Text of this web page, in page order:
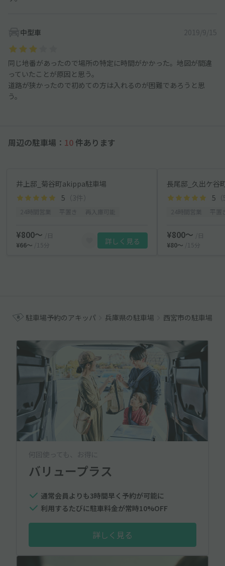
中型車 2019/9/15
同じ地番があったので場所の特定に時間がかかった。地図が間違
っていたことが原因と思う。
道路が狭かったので初めての方は入れるのが困難であろうと思
う。
周辺の駐車場： 10 件あります
井上邸_菊谷町akippa駐車場
5 （3件）
¥800〜
/日
¥66〜
/15分 詳しく見る
長尾邸_久出ケ谷
5
¥800〜
/日
¥80〜
/15分
駐車場予約のアキッパ 兵庫県の駐車場 西宮市の駐車場
何回使っても、お得に
バリュープラス
通常会員よりも3時間早く予約が可能に
利用するたびに駐車料金が常時10%OFF
詳しく見る